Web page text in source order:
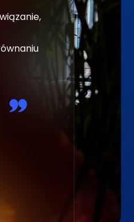
"Program jest
pojawiają się
znacznie
poprzednie
praca stała się